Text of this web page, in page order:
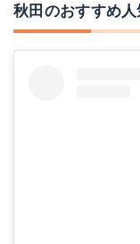
秋田のおすすめ